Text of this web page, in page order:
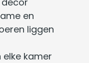
en
liggen
kamer